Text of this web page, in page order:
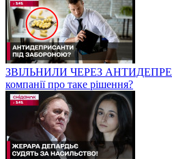
ЗВІЛЬНИЛИ ЧЕРЕЗ
компанії про таке рішення?